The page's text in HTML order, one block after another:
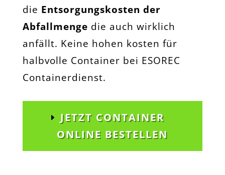
die Entsorgungskosten der
Abfallmenge die auch wirklich
anfällt. Keine hohen kosten für
halbvolle Container bei ESOREC
Containerdienst.
JETZT CONTAINER
ONLINE BESTELLEN